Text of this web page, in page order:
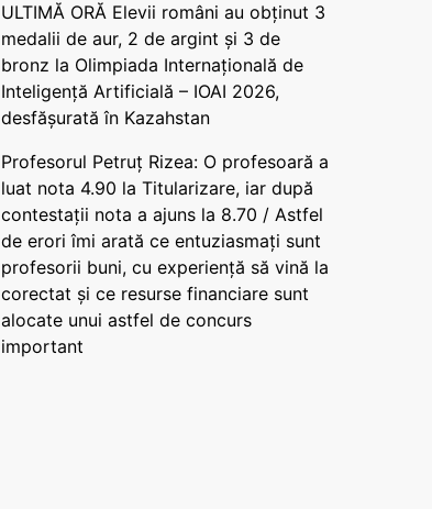
ULTIMĂ ORĂ Elevii români au obținut 3
medalii de aur, 2 de argint și 3 de
bronz la Olimpiada Internațională de
Inteligență Artificială – IOAI 2026,
desfășurată în Kazahstan
Profesorul Petruț Rizea: O profesoară a
luat nota 4.90 la Titularizare, iar după
contestații nota a ajuns la 8.70 / Astfel
de erori îmi arată ce entuziasmați sunt
profesorii buni, cu experiență să vină la
corectat și ce resurse financiare sunt
alocate unui astfel de concurs
important